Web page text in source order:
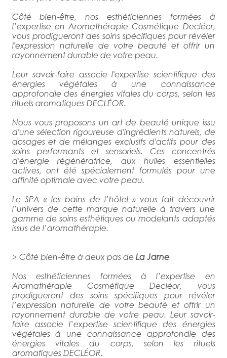
Côté bien-être, nos esthéticiennes formées à
l’expertise en Aromathérapie Cosmétique Decléor,
vous prodigueront des soins spécifiques pour révéler
l'expression naturelle de votre beauté et offrir un
rayonnement durable de votre peau.
Leur savoir-faire associe l'expertise scientifique des
énergies végétales à une connaissance
approfondie des énergies vitales du corps, selon les
rituels aromatiques DECLÉOR.
Nous vous proposons un art de beauté unique issu
d'une sélection rigoureuse d'ingrédients naturels, de
dosages et de mélanges exclusifs d'actifs pour des
soins performants et sensoriels. Ces concentrés
d'énergie régénératrice, aux huiles essentielles
actives, ont été spécialement formulés pour une
affinité optimale avec votre peau.
Le SPA « les bains de l’hôtel » vous fait découvrir
l’univers de cette marque naturelle à travers une
gamme de soins esthétiques ou modelants adaptés
issus de l’aromathérapie.
> Côté bien-être à deux pas de La Jarne
Nos esthéticiennes formées à l’expertise en
Aromathérapie Cosmétique Decléor, vous
prodigueront des soins spécifiques pour révéler
l’expression naturelle de votre beauté et offrir un
rayonnement durable de votre peau. Leur savoir-
faire associe l’expertise scientifique des énergies
végétales à une connaissance approfondie des
énergies vitales du corps, selon les rituels
aromatiques DECLÉOR.